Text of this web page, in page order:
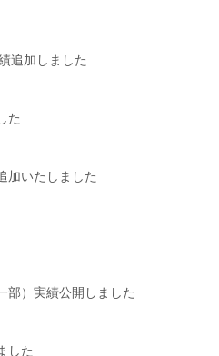
追加しました
た
加いたしました
部）実績公開しました
した